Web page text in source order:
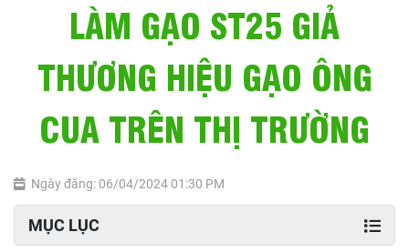
LÀM GẠO ST25 GIẢ
THƯƠNG HIỆU GẠO ÔNG
CUA TRÊN THỊ TRƯỜNG
Ngày đăng: 06/04/2024 01:30 PM
MỤC LỤC